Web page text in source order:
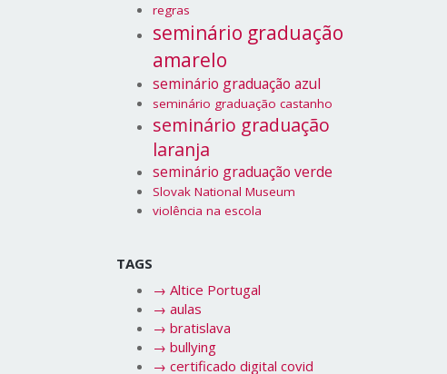
regras
seminário graduação
amarelo
seminário graduação azul
seminário graduação castanho
seminário graduação
laranja
seminário graduação verde
Slovak National Museum
violência na escola
TAGS
→ Altice Portugal
→ aulas
→ bratislava
→ bullying
→ certificado digital covid